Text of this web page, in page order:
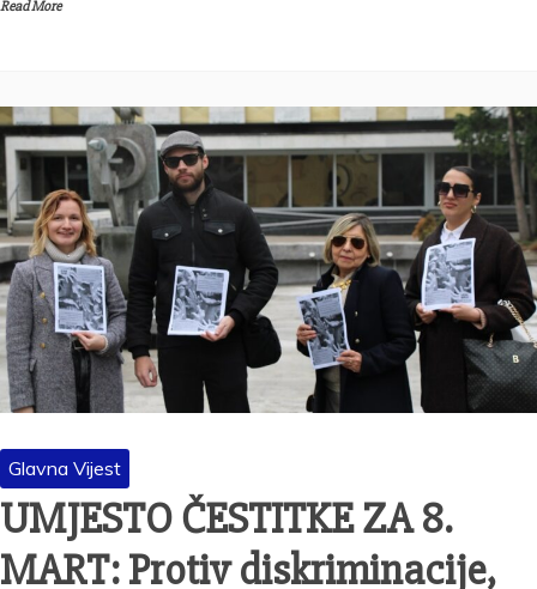
Read More
Glavna Vijest
UMJESTO ČESTITKE ZA 8.
MART: Protiv diskriminacije,